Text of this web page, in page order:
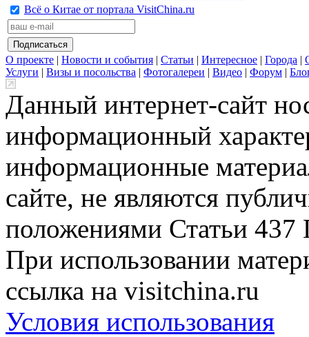
Всё о Китае от портала VisitChina.ru
О проекте | Новости и события | Статьи | Интересное | Города |
Услуги | Визы и посольства | Фотогалереи | Видео | Форум |
Данный интернет-сайт
информационный
информационные
сайте, не являются
положениями Статьи 437
При использовании
ссылка на visitchina.ru
Условия использования